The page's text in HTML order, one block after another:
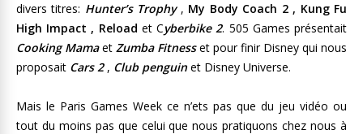
divers titres: Hunter’s Trophy, My Body Coach 2 , Kung Fu
High Impact , Reload et Cyberbike 2. 505 Games présentait
Cooking Mamaet Zumba Fitnesset pour finir Disney qui nous
proposait Cars 2, Club penguin et Disney Universe.
Mais le Paris Games Week ce n’ets pas que du jeu vidéo ou
tout du moins pas que celui que nous pratiquons chez nous à